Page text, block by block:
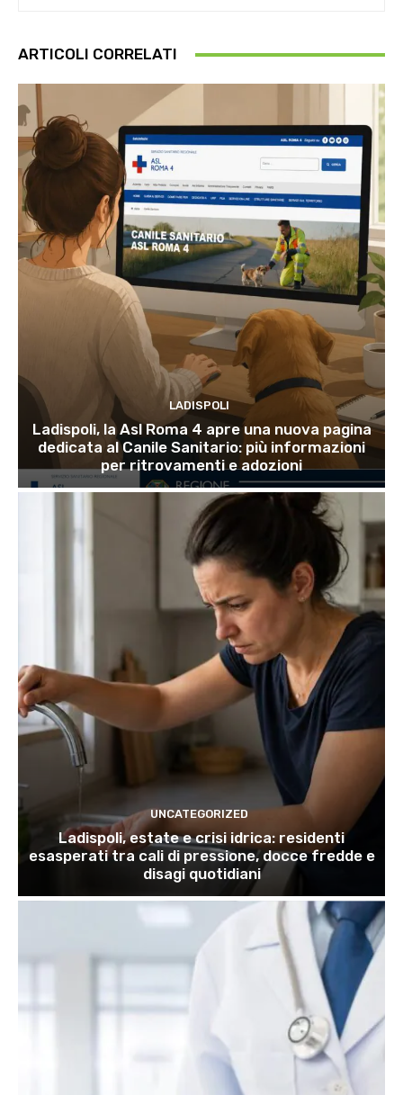
ARTICOLI CORRELATI
LADISPOLI
Ladispoli, la Asl Roma 4 apre una nuova pagina
dedicata al Canile Sanitario: più informazioni
per ritrovamenti e adozioni
UNCATEGORIZED
Ladispoli, estate e crisi idrica: residenti
esasperati tra cali di pressione, docce fredde e
disagi quotidiani